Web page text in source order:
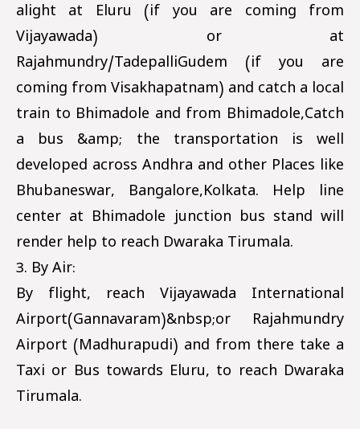
alight at Eluru (if you are coming from
Vijayawada) or at
Rajahmundry/TadepalliGudem (if you are
coming from Visakhapatnam) and catch a local
train to Bhimadole and from Bhimadole,Catch
a bus &amp; the transportation is well
developed across Andhra and other Places like
Bhubaneswar, Bangalore,Kolkata. Help line
center at Bhimadole junction bus stand will
render help to reach Dwaraka Tirumala.
3. By Air:
By flight, reach Vijayawada International
Airport(Gannavaram)&nbsp;or Rajahmundry
Airport (Madhurapudi) and from there take a
Taxi or Bus towards Eluru, to reach Dwaraka
Tirumala.